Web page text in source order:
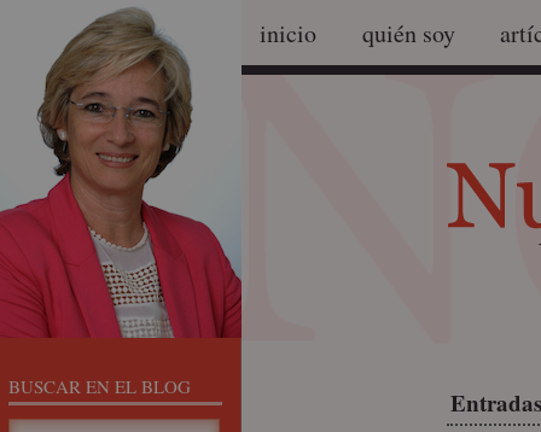
inicio quién soy
BUSCAR EN EL BLOG